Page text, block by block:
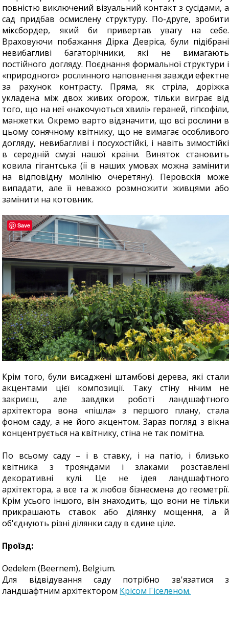
повністю виключений візуальний контакт з сусідами, а
сад придбав осмислену структуру. По-друге, зробити
міксбордер, який би привертав увагу на себе.
Враховуючи побажання Дірка Девріса, були підібрані
невибагливі багаторічники, які не вимагають
постійного догляду. Поєднання формальної структури і
«природного» рослинного наповнення завжди ефектне
за рахунок контрасту. Пряма, як стріла, доріжка
укладена між двох живих огорож, тільки виграє від
того, що на неї «накочуються хвилі» гераней, гіпсофіли,
манжетки. Окремо варто відзначити, що всі рослини в
цьому сонячному квітнику, що не вимагає особливого
догляду, невибагливі і посухостійкі, і навіть зимостійкі
в середній смузі нашої краіни. Виняток становить
ковила гігантська (її в наших умовах можна замінити
на відповідну молінію очеретяну). Перовскія може
випадати, але її неважко розмножити живцями або
замінити на котовник.
Крім того, були висаджені штамбові дерева, які стали
акцентами цієї композиції. Таку стіну нічим не
закриєш, але завдяки роботі ландшафтного
архітектора вона «пішла» з першого плану, стала
фоном саду, а не його акцентом. Зараз погляд з вікна
концентрується на квітнику, стіна не так помітна.
По всьому саду – і в ставку, і на патіо, і близько
квітника з трояндами і злаками розставлені
декоративні кулі. Це не ідея ландшафтного
архітектора, а все та ж любов бізнесмена до геометрії.
Крім усього іншого, він знаходить, що вони не тільки
прикрашають ставок або ділянку мощення, а й
об'єднують різні ділянки саду в єдине ціле.
Проїзд:
Oedelem (Beernem), Belgium.
Для відвідування саду потрібно зв'язатися з
ландшафтним архітектором Крісом Гіселеном.
Save